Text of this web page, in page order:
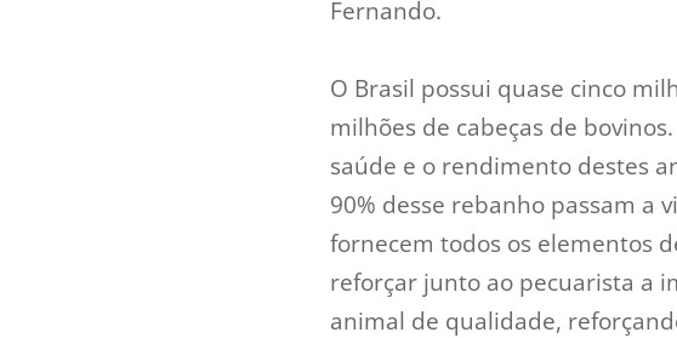
Fernando.
O Brasil possui quase cinco
milhões de cabeças de
saúde e o rendimento destes
90% desse rebanho passam a
fornecem todos os elementos
reforçar junto ao pecuarista a
animal de qualidade,